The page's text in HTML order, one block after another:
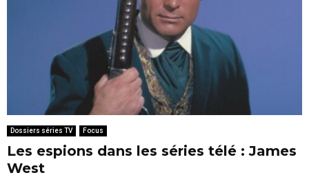
Dossiers séries TV Focus
Les espions dans les séries télé : James
West